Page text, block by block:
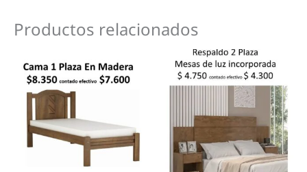
Productos relacionados